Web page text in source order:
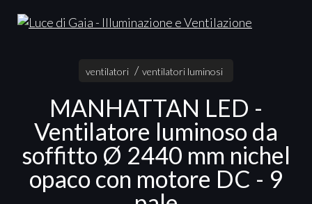
ventilatori ventilatori luminosi
MANHATTAN LED -
Ventilatore luminoso da
soffitto Ø 2440 mm nichel
opaco con motore DC - 9